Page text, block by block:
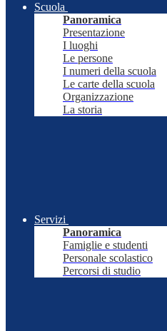
Scuola
Panoramica
Presentazione
I luoghi
Le persone
I numeri della scuola
Le carte della scuola
Organizzazione
La storia
Servizi
Panoramica
Famiglie e studenti
Personale scolastico
Percorsi di studio